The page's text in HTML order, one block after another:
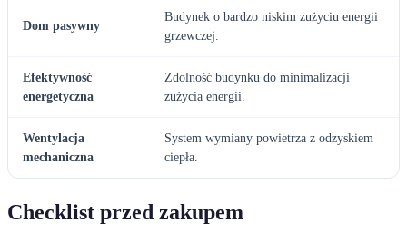
Dom pasywny
Budynek o bardzo niskim zużyciu energii
grzewczej.
Efektywność
energetyczna
Zdolność budynku do minimalizacji
zużycia energii.
Wentylacja
mechaniczna
System wymiany powietrza z odzyskiem
ciepła.
Checklist przed zakupem